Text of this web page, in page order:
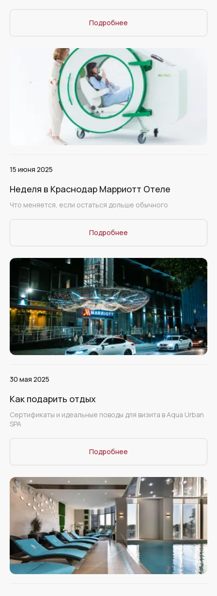
Подробнее
15 июня 2025
Неделя в Краснодар Марриотт Отеле
Что меняется, если остаться дольше обычного
Подробнее
30 мая 2025
Как подарить отдых
Сертификаты и идеальные поводы для визита в Aqua Urban
SPA
Подробнее